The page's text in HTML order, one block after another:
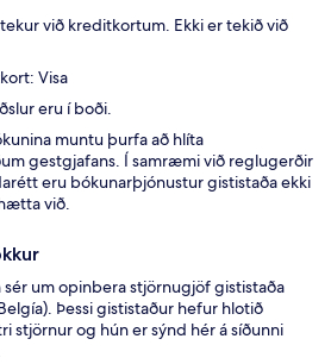
við kreditkortum. Ekki er tekið við
Visa
eru í boði.
muntu þurfa að hlíta
gestgjafans. Í samræmi við reglugerðir
eru bókunarþjónustur gististaða ekki
við.
sér um opinbera stjörnugjöf gististaða
Þessi gististaður hefur hlotið
stjörnur og hún er sýnd hér á síðunni